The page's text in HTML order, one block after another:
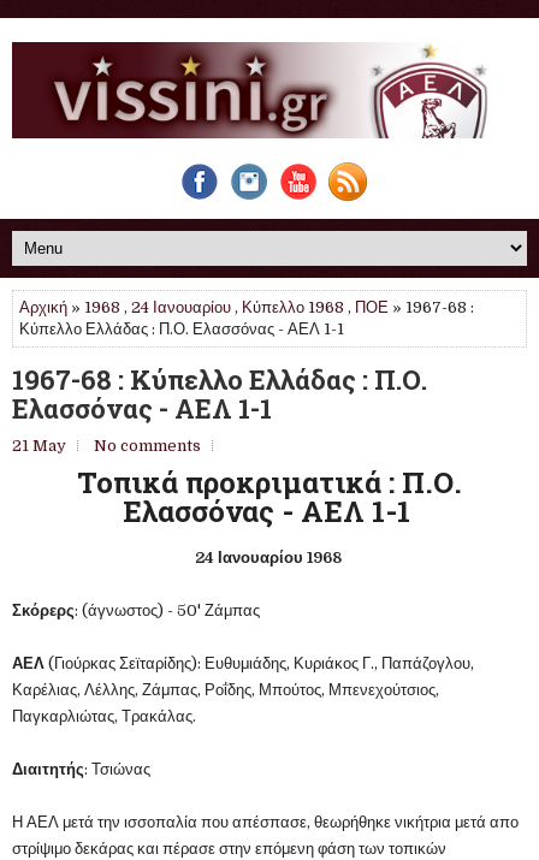
Αρχική » 1968 , 24 Ιανουαρίου , Κύπελλο 1968 , ΠΟΕ » 1967-68 :
Κύπελλο Ελλάδας : Π.Ο. Ελασσόνας - ΑΕΛ 1-1
1967-68 : Κύπελλο Ελλάδας : Π.Ο.
Ελασσόνας - ΑΕΛ 1-1
21 May No comments
Τοπικά προκριματικά : Π.Ο.
Ελασσόνας - ΑΕΛ 1-1
24 Ιανουαρίου 1968
Σκόρερς: (άγνωστος) - 50' Ζάμπας
ΑΕΛ (Γιούρκας Σεϊταρίδης): Ευθυμιάδης, Κυριάκος Γ., Παπάζογλου,
Καρέλιας, Λέλλης, Ζάμπας, Ροΐδης, Μπούτος, Μπενεχούτσιος,
Παγκαρλιώτας, Τρακάλας.
Διαιτητής: Τσιώνας
Η ΑΕΛ μετά την ισσοπαλία που απέσπασε, θεωρήθηκε νικήτρια μετά απο
στρίψιμο δεκάρας και πέρασε στην επόμενη φάση των τοπικών